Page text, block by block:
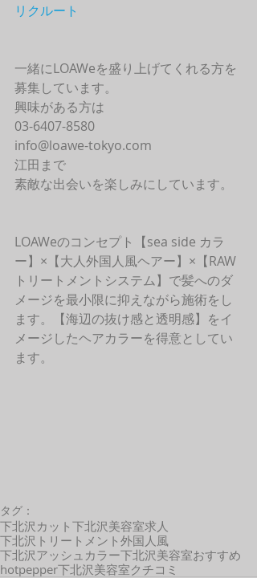
リクルート
一緒にLOAWeを盛り上げてくれる方を
募集しています。
興味がある方は
03-6407-8580
info@loawe-tokyo.com
江田まで
素敵な出会いを楽しみにしています。
LOAWeのコンセプト【sea side カラ
ー】×【大人外国人風ヘアー】×【RAW
トリートメントシステム】で髪へのダ
メージを最小限に抑えながら施術をし
ます。【海辺の抜け感と透明感】をイ
メージしたヘアカラーを得意としてい
ます。
タグ：
下北沢カット 下北沢美容室求人
下北沢トリートメント 外国人風
下北沢アッシュカラー下北沢美容室おすすめ
hotpepper下北沢美容室クチコミ